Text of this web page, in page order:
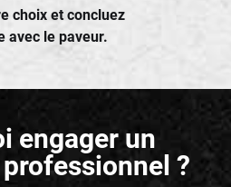
choix et concluez
avec le paveur.
engager un
?